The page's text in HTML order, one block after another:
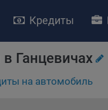
Кредиты
Ганцевичах
на автомобиль